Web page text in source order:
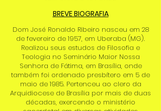
BREVE BIOGRAFIA
Dom José Ronaldo Ribeiro nasceu em 28
de fevereiro de 1957, em Uberaba (MG).
Realizou seus estudos de Filosofia e
Teologia no Seminário Maior Nossa
Senhora de Fátima, em Brasília, onde
também foi ordenado presbítero em 5 de
maio de 1985. Pertenceu ao clero da
Arquidiocese de Brasília por mais de duas
décadas, exercendo o ministério